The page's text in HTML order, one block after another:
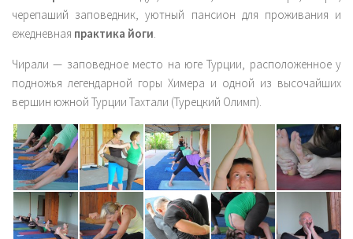
Комплексы
Пранаямы
Блог
Еда
Путешествия
История
Аюрведа
Философия
черепаший заповедник, уютный пансион для проживания и
ежедневная практика йоги.
Чирали — заповедное место на юге Турции, расположенное у
подножья легендарной горы Химера и одной из высочайших
вершин южной Турции Тахтали (Турецкий Олимп).